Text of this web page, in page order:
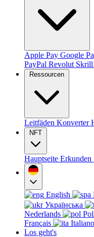
Apple Pay Google
PayPal Revolut Skrill
Ressourcen
Leitfäden Konverter
NFT
Hauptseite Erkunden
English
Українська
Nederlands
Français
Italiano
Los geht's